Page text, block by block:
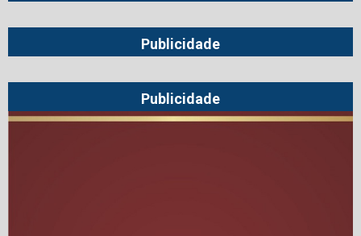
Publicidade
Publicidade